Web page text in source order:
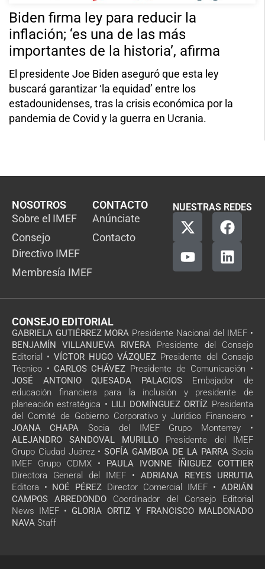
Biden firma ley para reducir la
inflación; ‘es una de las más
importantes de la historia’, afirma
El presidente Joe Biden aseguró que esta ley
buscará garantizar ‘la equidad’ entre los
estadounidenses, tras la crisis económica por la
pandemia de Covid y la guerra en Ucrania.
NOSOTROS
Sobre el IMEF
Consejo
Directivo IMEF
Membresía IMEF
CONTACTO
Anúnciate
Contacto
NUESTRAS REDES
CONSEJO EDITORIAL
GABRIELA GUTIÉRREZ MORA Presidente Nacional del IMEF •
BENJAMÍN VILLANUEVA RIVERA Presidente del Consejo
Editorial • VÍCTOR HUGO VÁZQUEZ Presidente del Consejo
Técnico • CARLOS CHÁVEZ Presidente de Comunicación •
JOSÉ ANTONIO QUESADA PALACIOS Embajador de
educación financiera para la inclusión y presidente de
planeación estratégica • LILI DOMÍNGUEZ ORTÍZ Presidenta
del Comité de Gobierno Corporativo y Jurídico Financiero •
JOANA CHAPA Socia del IMEF Grupo Monterrey •
ALEJANDRO SANDOVAL MURILLO Presidente del IMEF
Grupo Ciudad Juárez • SOFÍA GAMBOA DE LA PARRA Socia
IMEF Grupo CDMX • PAULA IVONNE ÍÑIGUEZ COTTIER
Directora General del IMEF • ADRIANA REYES URRUTIA
Editora • NOÉ PÉREZ Director Comercial IMEF • ADRIÁN
CAMPOS ARREDONDO Coordinador del Consejo Editorial
News IMEF • GLORIA ORTIZ Y FRANCISCO MALDONADO
NAVA Staff